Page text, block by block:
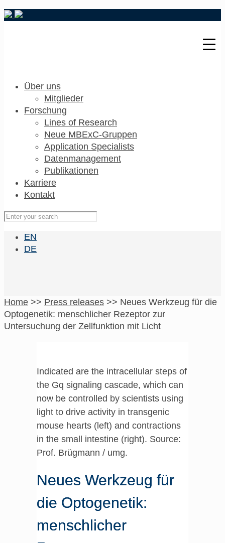
Über uns
Mitglieder
Forschung
Lines of Research
Neue MBExC-Gruppen
Application Specialists
Datenmanagement
Publikationen
Karriere
Kontakt
EN
DE
Home >> Press releases >> Neues Werkzeug für die
Optogenetik: menschlicher Rezeptor zur
Untersuchung der Zellfunktion mit Licht
Indicated are the intracellular steps of
the Gq signaling cascade, which can
now be controlled by scientists using
light to drive activity in transgenic
mouse hearts (left) and contractions
in the small intestine (right). Source:
Prof. Brügmann / umg.
Neues Werkzeug für
die Optogenetik:
menschlicher